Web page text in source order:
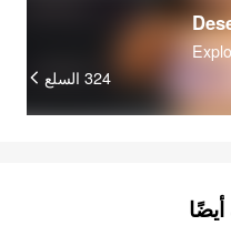
324 السلع